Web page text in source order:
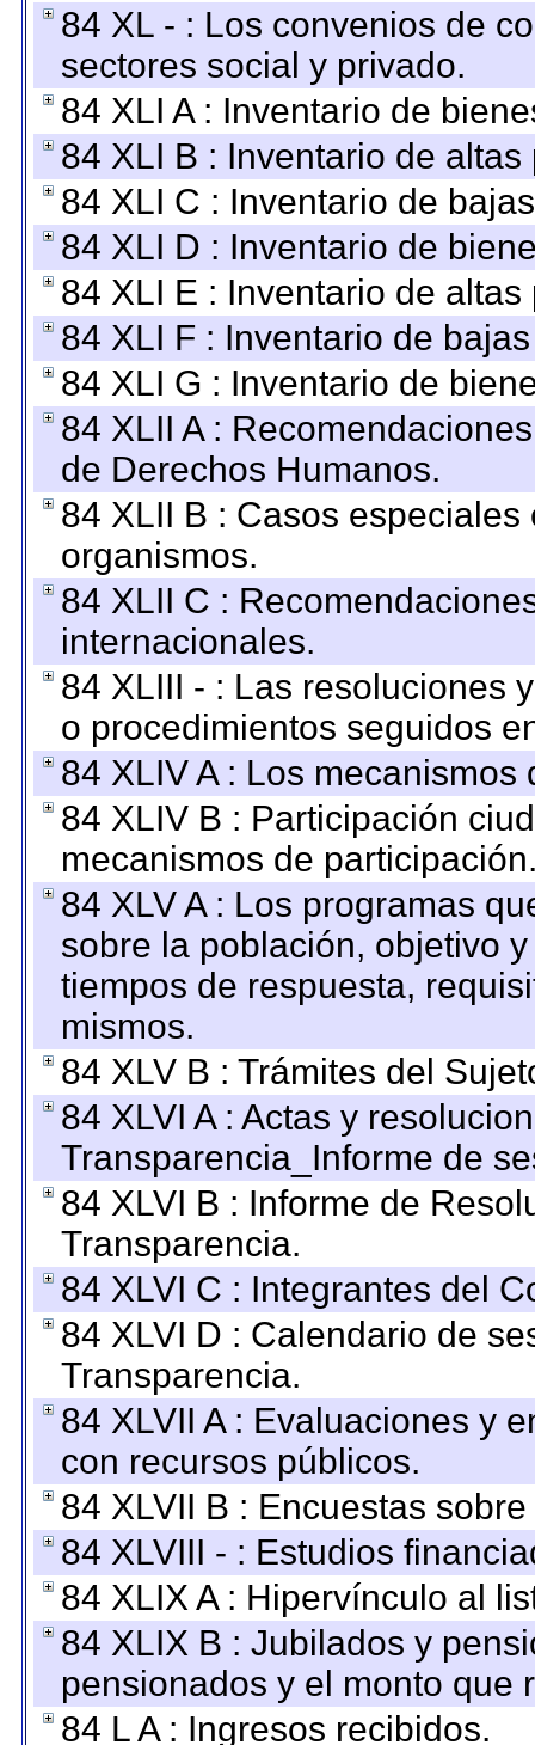
84 XL - : Los convenios de
sectores social y privado.
84 XLI A : Inventario de
84 XLI B : Inventario de
84 XLI C : Inventario de
84 XLI D : Inventario de
84 XLI E : Inventario de
84 XLI F : Inventario de
84 XLI G : Inventario de
84 XLII A :
de Derechos Humanos.
84 XLII B : Casos
organismos.
84 XLII C :
internacionales.
84 XLIII - : Las resoluciones
o procedimientos seguidos
84 XLIV A : Los
84 XLIV B : Participación
mecanismos de
84 XLV A : Los programas
sobre la población, objetivo
tiempos de respuesta,
mismos.
84 XLV B : Trámites del
84 XLVI A : Actas y
Transparencia_Informe de
84 XLVI B : Informe de
Transparencia.
84 XLVI C : Integrantes del
84 XLVI D : Calendario de
Transparencia.
84 XLVII A : Evaluaciones y
con recursos públicos.
84 XLVII B : Encuestas
84 XLVIII - : Estudios
84 XLIX A : Hipervínculo al
84 XLIX B : Jubilados y
pensionados y el monto que
84 L A : Ingresos recibidos.